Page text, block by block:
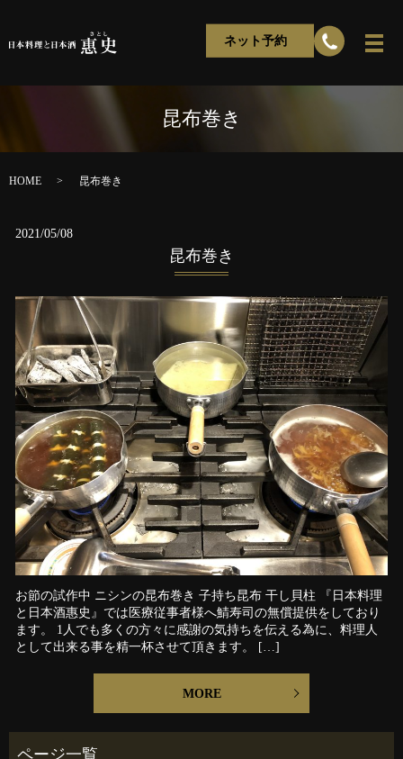
ネット予約
昆布巻き
HOME 昆布巻き
2021/05/08
昆布巻き
お節の試作中 ニシンの昆布巻き 子持ち昆布 干し貝柱 『日本料理
と日本酒惠史』では医療従事者様へ鯖寿司の無償提供をしており
ます。 1人でも多くの方々に感謝の気持ちを伝える為に、料理人
として出来る事を精一杯させて頂きます。 […]
MORE